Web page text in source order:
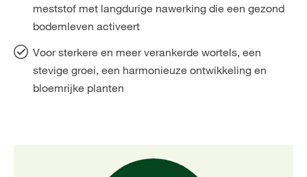
meststof met langdurige nawerking die een gezond
bodemleven activeert
Voor sterkere en meer verankerde wortels, een
stevige groei, een harmonieuze ontwikkeling en
bloemrijke planten